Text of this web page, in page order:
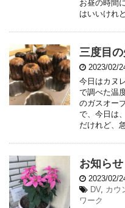
お昼の時間
はいいけれ
三度目の
2023/02/
今日はカヌ
で調べた温
のガスオー
で、今日は
だけれど、
お知ら
2023/02/
DV, カウ
ワーク